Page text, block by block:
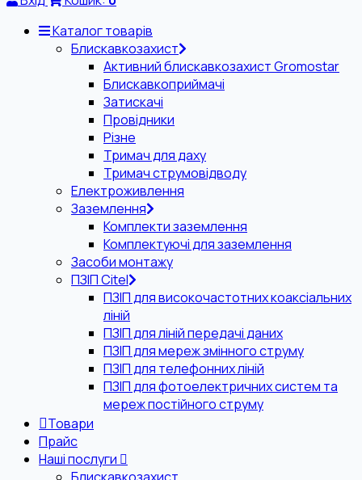
Каталог товарів
Блискавкозахист
Активний блискавкозахист Gromostar
Блискавкоприймачі
Затискачі
Провідники
Різне
Тримач для даху
Тримач струмовідводу
Електроживлення
Заземлення
Комплекти заземлення
Комплектуючі для заземлення
Засоби монтажу
ПЗІП Citel
ПЗІП для високочастотних коаксіальних
ліній
ПЗІП для ліній передачі даних
ПЗІП для мереж змінного струму
ПЗІП для телефонних ліній
ПЗІП для фотоелектричних систем та
мереж постійного струму
Товари
Прайс
Наші послуги